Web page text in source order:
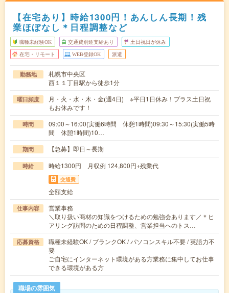
【在宅あり】時給1300円！あんしん長期！残
業ほぼなし＊日程調整など
職種未経験OK 交通費別途支給あり 土日祝日が休み
在宅・リモート WEB登録OK 派遣
勤務地
札幌市中央区
西１１丁目駅から徒歩1分
曜日頻度
月・火・水・木・金(週4日) ※平日1日休み！プラス土日祝
もお休みです！
時間
09:00～16:00(実働6時間 休憩1時間)09:30～15:30(実働5時
間 休憩1時間)10…
期間 【急募】即日～長期
時給 時給1300円 月収例 124,800円+残業代
交通費
全額支給
仕事内容
営業事務
＼取り扱い商材の知識をつけるための勉強会あります／＊ヒ
アリング訪問のための日程調整、営業担当へのトス…
応募資格
職種未経験OK / ブランクOK / パソコンスキル不要 / 英語力不
要
ご自宅にインターネット環境がある方業務に集中してお仕事
できる環境がある方
職場の雰囲気